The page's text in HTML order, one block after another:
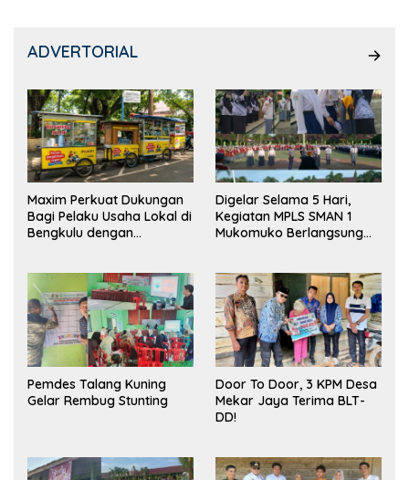
ADVERTORIAL
Maxim Perkuat Dukungan
Bagi Pelaku Usaha Lokal di
Bengkulu dengan
Pasar
Digelar Selama 5 Hari,
Kegiatan MPLS SMAN 1
Mukomuko Berlangsung
Pemdes Talang Kuning
Gelar Rembug Stunting
Door To Door, 3 KPM Desa
Mekar Jaya Terima BLT-
DD!